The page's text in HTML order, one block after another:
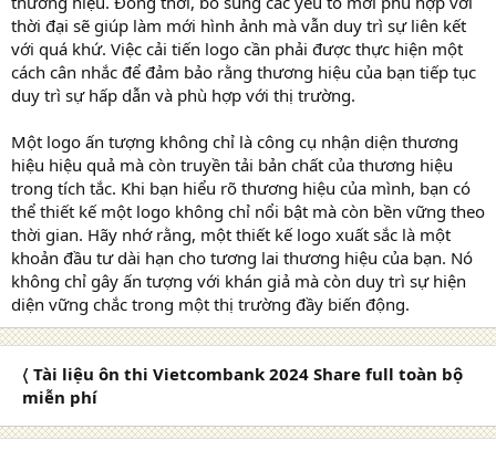
thời đại sẽ giúp làm mới hình ảnh mà vẫn duy trì sự liên kết
với quá khứ. Việc cải tiến logo cần phải được thực hiện một
cách cân nhắc để đảm bảo rằng thương hiệu của bạn tiếp tục
duy trì sự hấp dẫn và phù hợp với thị trường.
Một logo ấn tượng không chỉ là công cụ nhận diện thương
hiệu hiệu quả mà còn truyền tải bản chất của thương hiệu
trong tích tắc. Khi bạn hiểu rõ thương hiệu của mình, bạn có
thể thiết kế một logo không chỉ nổi bật mà còn bền vững theo
thời gian. Hãy nhớ rằng, một thiết kế logo xuất sắc là một
khoản đầu tư dài hạn cho tương lai thương hiệu của bạn. Nó
không chỉ gây ấn tượng với khán giả mà còn duy trì sự hiện
diện vững chắc trong một thị trường đầy biến động.
〈 Tài liệu ôn thi Vietcombank 2024 Share full toàn bộ
miễn phí